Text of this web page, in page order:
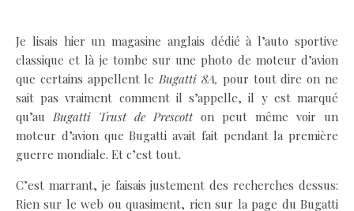
Je lisais hier un magasine anglais dédié à l’auto sportive
classique et là je tombe sur une photo de moteur d’avion
que certains appellent le Bugatti 8A, pour tout dire on ne
sait pas vraiment comment il s’appelle, il y est marqué
qu’au Bugatti Trust de Prescotton peut même voir un
moteur d’avion que Bugatti avait fait pendant la première
guerre mondiale. Et c’est tout.
C’est marrant, je faisais justement des recherches dessus:
Rien sur le web ou quasiment, rien sur la page du Bugatti